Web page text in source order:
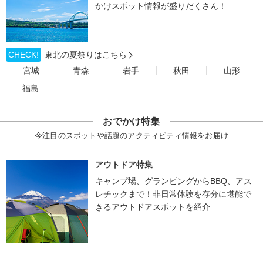
かけスポット情報が盛りだくさん！
CHECK!
東北の夏祭りはこちら
宮城
青森 岩手 秋田
山形
福島
おでかけ特集
今注目のスポットや話題のアクティビティ情報をお届け
アウトドア特集
キャンプ場、グランピングからBBQ、アス
レチックまで！非日常体験を存分に堪能で
きるアウトドアスポットを紹介